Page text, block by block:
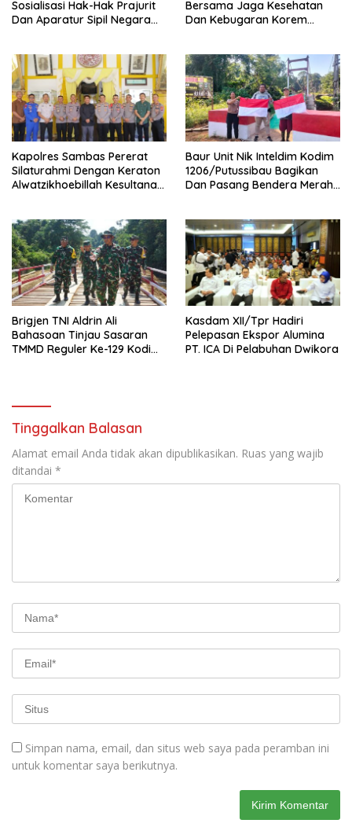
Sosialisasi Hak-Hak Prajurit
Dan Aparatur Sipil Negara
Bersama Jaga Kesehatan
Dan Kebugaran Korem
Kekompakan
‎Kapolres Sambas Pererat
Silaturahmi Dengan Keraton
Alwatzikhoebillah Kesultanan
Baur Unit Nik Inteldim Kodim
1206/Putussibau Bagikan
Dan Pasang Bendera Merah
Brigjen TNI Aldrin Ali
Bahasoan Tinjau Sasaran
TMMD Reguler Ke-129 Kodim
Kasdam XII/Tpr Hadiri
Pelepasan Ekspor Alumina
PT. ICA Di Pelabuhan Dwikora
Tinggalkan Balasan
Alamat email Anda tidak akan dipublikasikan. Ruas yang wajib
ditandai *
Simpan nama, email, dan situs web saya pada peramban ini
untuk komentar saya berikutnya.